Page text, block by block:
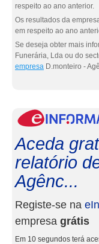
respeito ao ano anterior.
Os resultados da
em respeito ao ano
Se deseja obter mais
Funerária, Lda ou do
empresa D.monteiro -
Aceda
relatório
Agênc...
Registe-se na
empresa grátis
Em 10 segundos terá